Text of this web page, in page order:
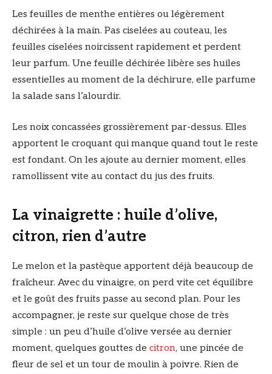
Les feuilles de menthe entières ou légèrement
déchirées à la main. Pas ciselées au couteau, les
feuilles ciselées noircissent rapidement et perdent
leur parfum. Une feuille déchirée libère ses huiles
essentielles au moment de la déchirure, elle parfume
la salade sans l’alourdir.
Les noix concassées grossièrement par-dessus. Elles
apportent le croquant qui manque quand tout le reste
est fondant. On les ajoute au dernier moment, elles
ramollissent vite au contact du jus des fruits.
La vinaigrette : huile d’olive,
citron, rien d’autre
Le melon et la pastèque apportent déjà beaucoup de
fraîcheur. Avec du vinaigre, on perd vite cet équilibre
et le goût des fruits passe au second plan. Pour les
accompagner, je reste sur quelque chose de très
simple : un peu d’huile d’olive versée au dernier
moment, quelques gouttes de citron, une pincée de
fleur de sel et un tour de moulin à poivre. Rien de